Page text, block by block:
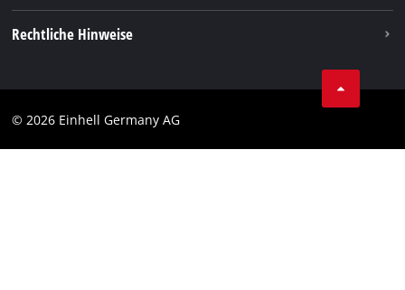
Vertrag widerrufen
Rechtliche Hinweise
Impressum
© 2026 Einhell Germany AG